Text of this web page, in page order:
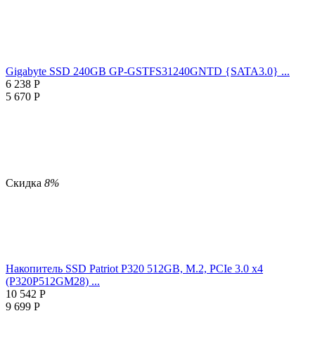
Gigabyte SSD 240GB GP-GSTFS31240GNTD {SATA3.0} ...
6 238 Р
5 670 Р
Скидка 8%
Накопитель SSD Patriot P320 512GB, M.2, PCIe 3.0 x4
(P320P512GM28) ...
10 542 Р
9 699 Р